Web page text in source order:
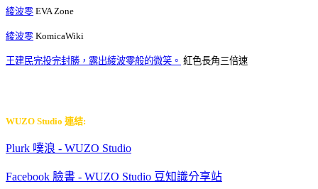
綾波零 EVA Zone
綾波零 KomicaWiki
王建民完投完封勝，露出綾波零般的微笑。 紅色長角三倍速
WUZO Studio 連結:
Plurk 噗浪 - WUZO Studio
Facebook 臉書 - WUZO Studio 豆知識分享站